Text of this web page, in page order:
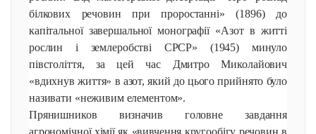
білкових речовин при проростанні» (1896) до
капітальної завершальної монографії «Азот в житті
рослин і землеробстві СРСР» (1945) минуло
півстоліття, за цей час Дмитро Миколайович
«вдихнув життя» в азот, який до цього прийнято було
називати «неживим елементом».
Прянишников визначив головне завдання
агрономічної хімії як «вивчення кругообігу речовин в